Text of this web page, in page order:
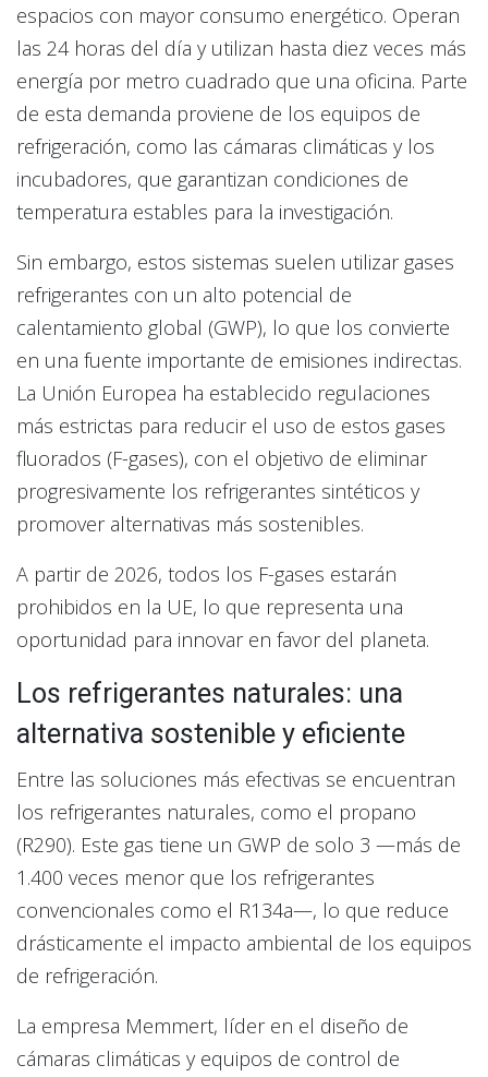
espacios con mayor consumo energético. Operan
las 24 horas del día y utilizan hasta diez veces más
energía por metro cuadrado que una oficina. Parte
de esta demanda proviene de los equipos de
refrigeración, como las cámaras climáticas y los
incubadores, que garantizan condiciones de
temperatura estables para la investigación.
Sin embargo, estos sistemas suelen utilizar gases
refrigerantes con un alto potencial de
calentamiento global (GWP), lo que los convierte
en una fuente importante de emisiones indirectas.
La Unión Europea ha establecido regulaciones
más estrictas para reducir el uso de estos gases
fluorados (F-gases), con el objetivo de eliminar
progresivamente los refrigerantes sintéticos y
promover alternativas más sostenibles.
A partir de 2026, todos los F-gases estarán
prohibidos en la UE, lo que representa una
oportunidad para innovar en favor del planeta.
Los refrigerantes naturales: una
alternativa sostenible y eficiente
Entre las soluciones más efectivas se encuentran
los refrigerantes naturales, como el propano
(R290). Este gas tiene un GWP de solo 3 —más de
1.400 veces menor que los refrigerantes
convencionales como el R134a—, lo que reduce
drásticamente el impacto ambiental de los equipos
de refrigeración.
La empresa Memmert, líder en el diseño de
cámaras climáticas y equipos de control de